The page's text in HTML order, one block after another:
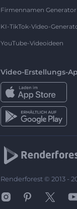
Firmennamen Generator
KI-TikTok-Video-
YouTube-Videoideen
Video-Erstellungs-
Renderforest © 2013 -